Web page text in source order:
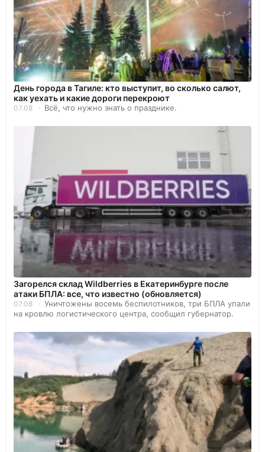
День города в Тагиле: кто выступит, во сколько салют,
как уехать и какие дороги перекроют
07.08 Всё, что нужно знать о празднике.
Загорелся склад Wildberries в Екатеринбурге после
атаки БПЛА: все, что известно (обновляется)
07.08
Уничтожены восемь беспилотников, три БПЛА упали
на кровлю логистического центра, сообщил губернатор.